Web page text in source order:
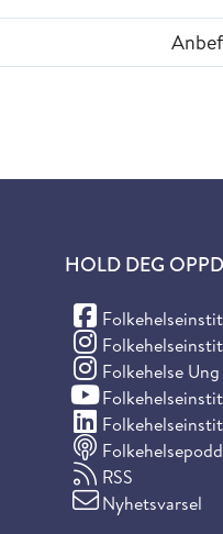
HOLD DEG
(Facebook)
(Instagram)
Folkehelse Ung
(Instagram)
(YouTube)
(LinkedIn)
RSS
Nyhetsvarsel